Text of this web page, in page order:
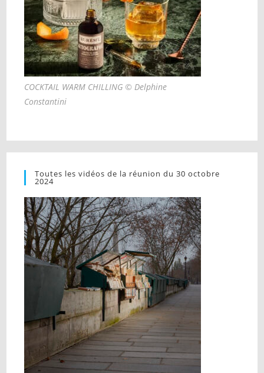
COCKTAIL WARM CHILLING © Delphine
Constantini
Toutes les vidéos de la réunion du 30 octobre
2024